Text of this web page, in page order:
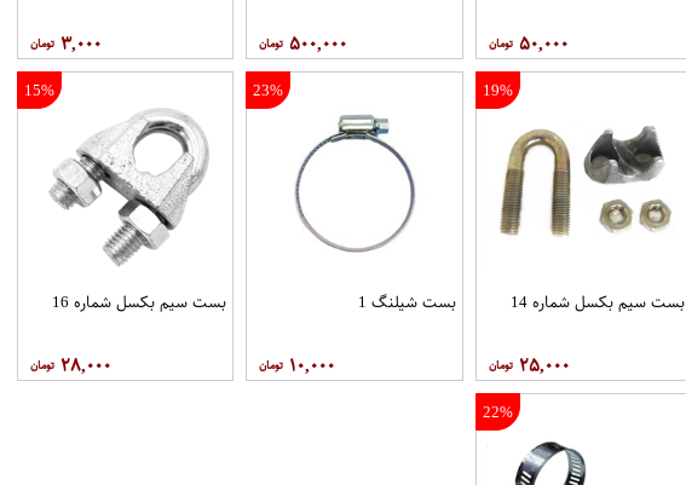
۵۰,۰۰۰ ۵۰۰,۰۰۰ ۳,۰۰۰
19%
بست سیم بکسل شماره 14
۲۵,۰۰۰
23%
بست شیلنگ 1
۱۰,۰۰۰
15%
بست سیم بکسل شماره 16
۲۸,۰۰۰
22%